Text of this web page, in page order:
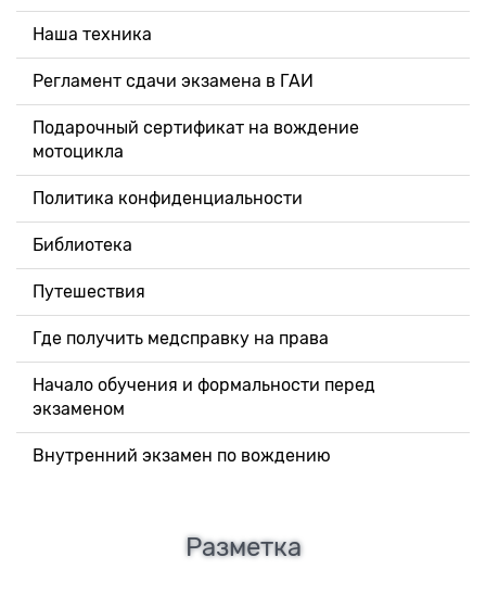
Наша техника
Регламент сдачи экзамена в ГАИ
Подарочный сертификат на вождение
мотоцикла
Политика конфиденциальности
Библиотека
Путешествия
Где получить медсправку на права
Начало обучения и формальности перед
экзаменом
Внутренний экзамен по вождению
Разметка